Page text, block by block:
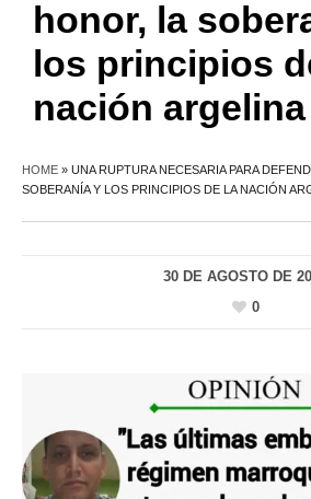
honor, la
los principios
nación argelina
HOME » UNA RUPTURA NECESARIA PARA
SOBERANÍA Y LOS PRINCIPIOS DE LA NACIÓN
30 DE AGOSTO DE
0